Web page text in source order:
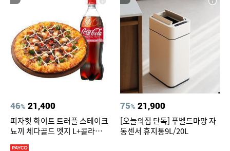
46% 21,400
피자헛 화이트 트러플 스테이크
뇨끼 체다골드 엣지 L+콜라
75% 21,900
[오늘의집 단독] 푸벨드마망 자
동센서 휴지통9L/20L